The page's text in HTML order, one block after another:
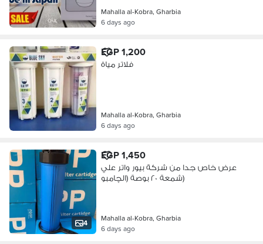
Mahalla al-Kobra, Gharbia
6 days ago
EGP 1,200
فلاتر مياة
Mahalla al-Kobra, Gharbia
6 days ago
4
EGP 1,450
عرض خاص جدا من شركة بيور واتر علي
شمعة ٢٠ بوصة (الچامبو)
Mahalla al-Kobra, Gharbia
6 days ago